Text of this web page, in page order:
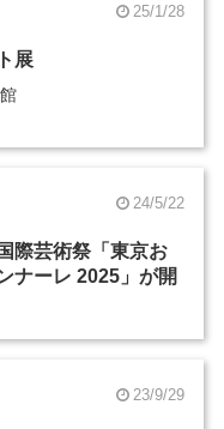
25/1/28
展
24/5/22
際芸術祭「東京お
ナーレ 2025」が開
23/9/29